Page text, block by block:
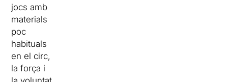
jocs amb
materials
poc
habituals
en el circ,
la força i